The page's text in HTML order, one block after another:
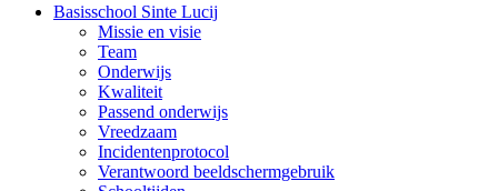
Basisschool Sinte Lucij
Missie en visie
Team
Onderwijs
Kwaliteit
Passend onderwijs
Vreedzaam
Incidentenprotocol
Verantwoord beeldschermgebruik